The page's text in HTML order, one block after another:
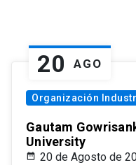
20 AGO
Organización
Gautam
University
20 de Agosto de